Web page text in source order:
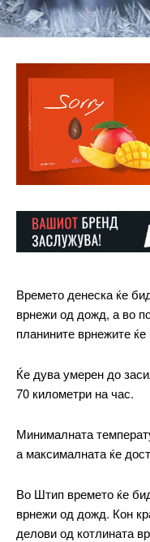
Времето денеска ќе
врнежи од дожд, а во
планините врнежите ќе
Ќе дува умерен до
70 километри на час.
Минималната
а максималната ќе
Во Штип времето ќе
врнежи од дожд. Кон
делови од котлината